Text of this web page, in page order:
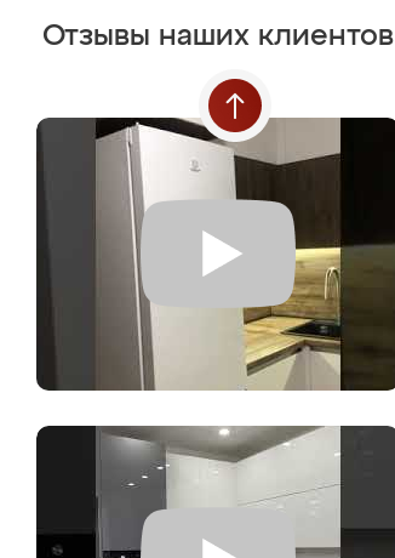
Отзывы наших клиентов